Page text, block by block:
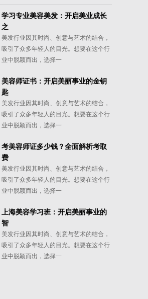
学习专业美容美发：开启美业成长
之
美发行业因其时尚、创意与艺术的结合，
吸引了众多年轻人的目光。想要在这个行
业中脱颖而出，选择一
美容师证书：开启美丽事业的金钥
匙
美发行业因其时尚、创意与艺术的结合，
吸引了众多年轻人的目光。想要在这个行
业中脱颖而出，选择一
考美容师证多少钱？全面解析考取
费
美发行业因其时尚、创意与艺术的结合，
吸引了众多年轻人的目光。想要在这个行
业中脱颖而出，选择一
上海美容学习班：开启美丽事业的
智
美发行业因其时尚、创意与艺术的结合，
吸引了众多年轻人的目光。想要在这个行
业中脱颖而出，选择一